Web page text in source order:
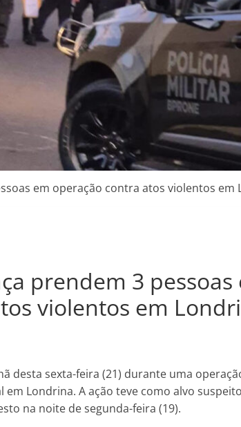
em operação contra atos violentos em
prendem 3 pessoas
violentos em
desta sexta-feira (21) durante uma
Londrina. A ação teve como alvo
na noite de segunda-feira (19).